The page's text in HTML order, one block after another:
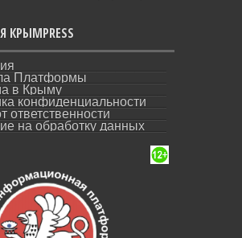
КРЫМPRESS
Платформы
в Крыму
конфиденциальности
ответственности
на обработку данных